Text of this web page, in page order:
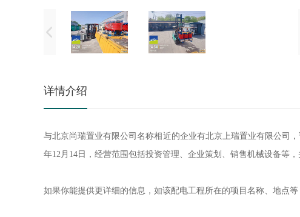
详情介绍
与北京尚瑞置业有限公司名称相近的企业有北京上瑞置业有限公司
年12月14日，经营范围包括投资管理、企业策划、销售机械设备等，
如果你能提供更详细的信息，如该配电工程所在的项目名称、地点